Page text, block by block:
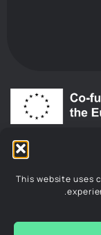
This website uses
عنها تعود
الأوروبي أو
والثقافة أي